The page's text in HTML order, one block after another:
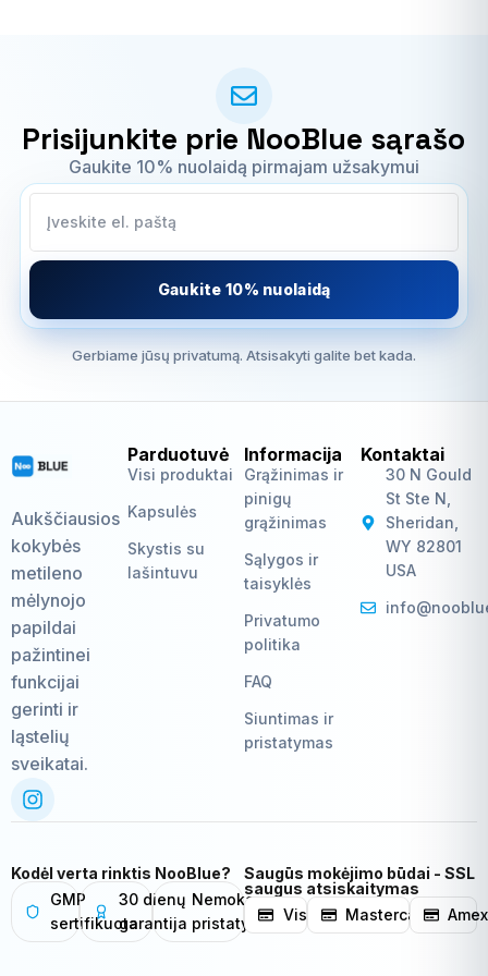
Prisijunkite prie NooBlue sąrašo
Gaukite 10% nuolaidą pirmajam užsakymui
Gaukite 10% nuolaidą
Gerbiame jūsų privatumą. Atsisakyti galite bet kada.
Aukščiausios
kokybės
metileno
mėlynojo
papildai
pažintinei
funkcijai
gerinti ir
ląstelių
sveikatai.
Parduotuvė
Visi produktai
Kapsulės
Skystis su
lašintuvu
Informacija
Grąžinimas ir
pinigų
grąžinimas
Sąlygos ir
taisyklės
Privatumo
politika
FAQ
Siuntimas ir
pristatymas
Kontaktai
30 N Gould
St Ste N,
Sheridan,
WY 82801
USA
Kodėl verta rinktis NooBlue?
GMP
sertifikuota
30 dienų
garantija
Nemokamas
pristatymas
Saugūs mokėjimo būdai - SSL
saugus atsiskaitymas
Visa
Mastercard Amex